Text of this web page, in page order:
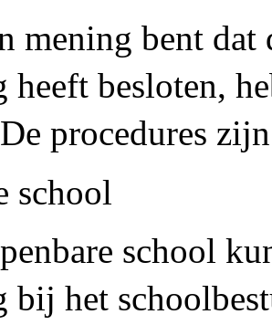
mening bent dat
heeft besloten,
procedures
school
school
bij het